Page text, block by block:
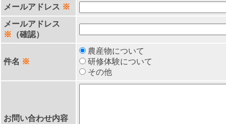
メールアドレス ※
メールアドレス
※ （確認）
件名 ※
農産物について
研修体験について
その他
お問い合わせ内容